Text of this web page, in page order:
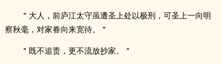
＂大人，前庐江太守虽遭圣上处以极刑，可圣上一向明
察秋毫，对家眷向来宽待。＂
＂既不追责，更不流放抄家。＂